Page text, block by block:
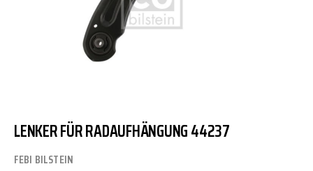
LENKER FÜR RADAUFHÄNGUNG 44237
FEBI BILSTEIN